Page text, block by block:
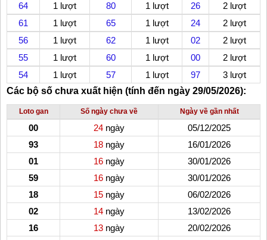
64
1 lượt 80 1 lượt 26
2 lượt
61
1 lượt 65 1 lượt 24
2 lượt
56
1 lượt 62 1 lượt 02
2 lượt
55
1 lượt 60 1 lượt 00
2 lượt
54
1 lượt 57 1 lượt 97
3 lượt
Các bộ số chưa xuất hiện (tính đến ngày 29/05/2026):
Loto gan Số ngày chưa về Ngày về gần nhất
00 24 ngày
05/12/2025
93
18 ngày
16/01/2026
01
16 ngày
30/01/2026
59
16 ngày
30/01/2026
18
15 ngày
06/02/2026
02
14 ngày
13/02/2026
16
13 ngày
20/02/2026